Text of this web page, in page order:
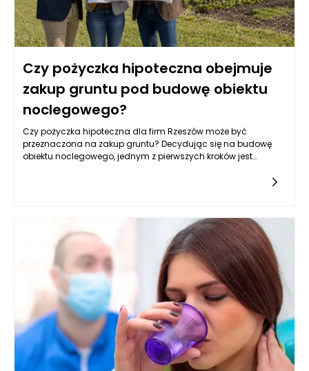
Czy pożyczka hipoteczna obejmuje
zakup gruntu pod budowę obiektu
noclegowego?
Czy pożyczka hipoteczna dla firm Rzeszów może być
przeznaczona na zakup gruntu? Decydując się na budowę
obiektu noclegowego, jednym z pierwszych kroków jest
produkt finansowy, jest odpowiednim rozwiązaniem dla osób
pragnących nabyć działkę budowlaną. Przede wszystkim,
należy zwrócić uwagę na charakterystykę pożyczki
hipotecznej. Obejmuje ona zabezpieczenie na nieruchomości,
co dla banków stanowi gwarancję spłaty zobowiązań.
Oznacza to, że instytucje finansowe będą skłonne udzielić
pożyczki hipotecznej na zakup gruntu, jeśli jest on
przeznaczony pod zabudowę.